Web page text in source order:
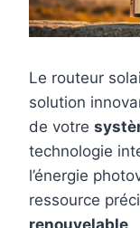
Le routeur
solution
de votre
technologie
l’énergie
ressource
renouvelable